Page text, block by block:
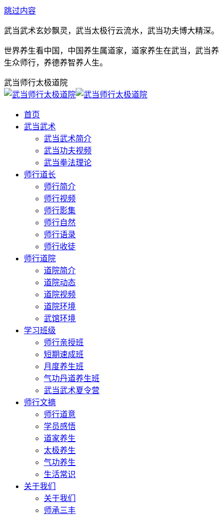
跳过内容
武当武术玄妙飘灵，武当太极行云流水，武当功夫博大精深。
世界养生看中国，中国养生属道家，道家养生在武当，武当养
生众师行，养德养智养人生。
武当师行太极道院
首页
武当武术
武当武术简介
武当功夫视频
武当拳法理论
师行道长
师行简介
师行视频
师行影集
师行自然
师行语录
师行收徒
师行道院
道院简介
道院动态
道院视频
道院环境
武馆环境
学习班级
师行亲授班
短期速成班
月度养生班
气功丹道养生班
武当武术夏令营
师行文摘
师行道意
学员感悟
道家养生
太极养生
气功养生
生活常识
关于我们
关于我们
师承三丰